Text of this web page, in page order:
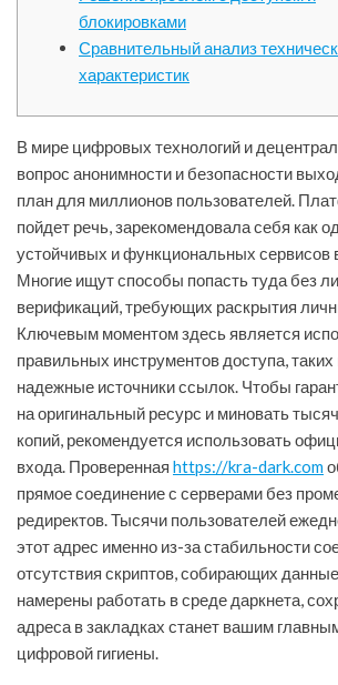
блокировками
Сравнительный анализ
характеристик
В мире цифровых технологий и
вопрос анонимности и безопасности
план для миллионов пользователей.
пойдет речь, зарекомендовала себя как
устойчивых и функциональных сервисов
Многие ищут способы попасть туда без
верификаций, требующих раскрытия
Ключевым моментом здесь является
правильных инструментов доступа, таких
надежные источники ссылок. Чтобы
на оригинальный ресурс и миновать
копий, рекомендуется использовать
входа. Проверенная https://kra-dark.com
прямое соединение с серверами без
редиректов. Тысячи пользователей
этот адрес именно из-за стабильности
отсутствия скриптов, собирающих
намерены работать в среде даркнета,
адреса в закладках станет вашим
цифровой гигиены.